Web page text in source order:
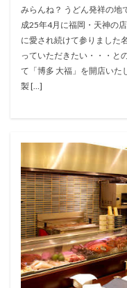
みらんね？ うどん発祥の地
成25年4月に福岡・天神の
に愛され続けて参りました
っていただきたい・・・と
て「博多 大福」を開店いた
製 […]